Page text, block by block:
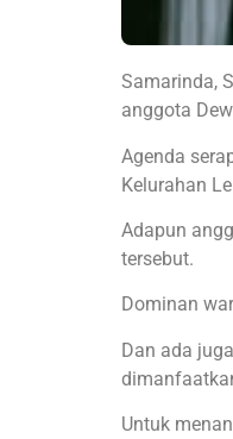
Samarinda,
anggota
Agenda
Kelurahan
Adapun
tersebut.
Dominan
Dan ada
Untuk